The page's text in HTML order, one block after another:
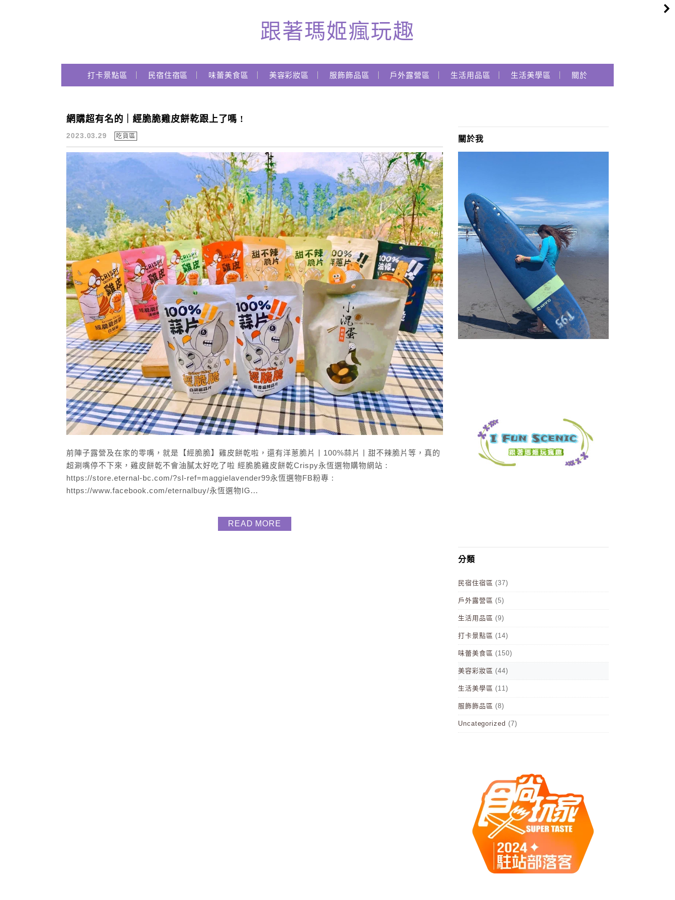
跟著瑪姬瘋玩趣
跟著瑪姬瘋玩趣
Main Menu
打卡景點區 民宿住宿區 味蕾美食區 美容彩妝區 服飾飾品區 戶外露營區 生活用品區 生活美學區 關於
經脆脆餅乾推薦
網購超有名的｜經脆脆雞皮餅乾跟上了嗎 !
2023.03.29 吃貨區
前陣子露營及在家的零嘴，就是【經脆脆】雞皮餅乾啦，還有洋蔥脆片丨100%蒜片丨甜不辣脆片等，真的
超涮嘴停不下來，雞皮餅乾不會油膩太好吃了啦 經脆脆雞皮餅乾Crispy永恆選物購物網站 :
https://store.eternal-bc.com/?sl-ref=maggielavender99永恆選物FB粉專 :
https://www.facebook.com/eternalbuy/永恆選物IG...
READ MORE
關於我
分類
民宿住宿區 (37)
戶外露營區 (5)
生活用品區 (9)
打卡景點區 (14)
味蕾美食區 (150)
美容彩妝區 (44)
生活美學區 (11)
服飾飾品區 (8)
Uncategorized (7)